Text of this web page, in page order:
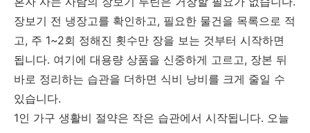
장보기 전 냉장고를 확인하고, 필요한 물건을 목록으로 적
고, 주 1~2회 정해진 횟수만 장을 보는 것부터 시작하면
됩니다. 여기에 대용량 상품을 신중하게 고르고, 장본 뒤
바로 정리하는 습관을 더하면 식비 낭비를 크게 줄일 수
있습니다.
1인 가구 생활비 절약은 작은 습관에서 시작됩니다. 오늘